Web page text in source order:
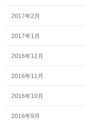
2017年2月
2017年1月
2016年12月
2016年11月
2016年10月
2016年9月